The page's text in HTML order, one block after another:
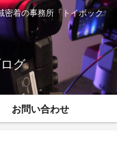
密着の事務所「トイボック
グ
お問い合わせ